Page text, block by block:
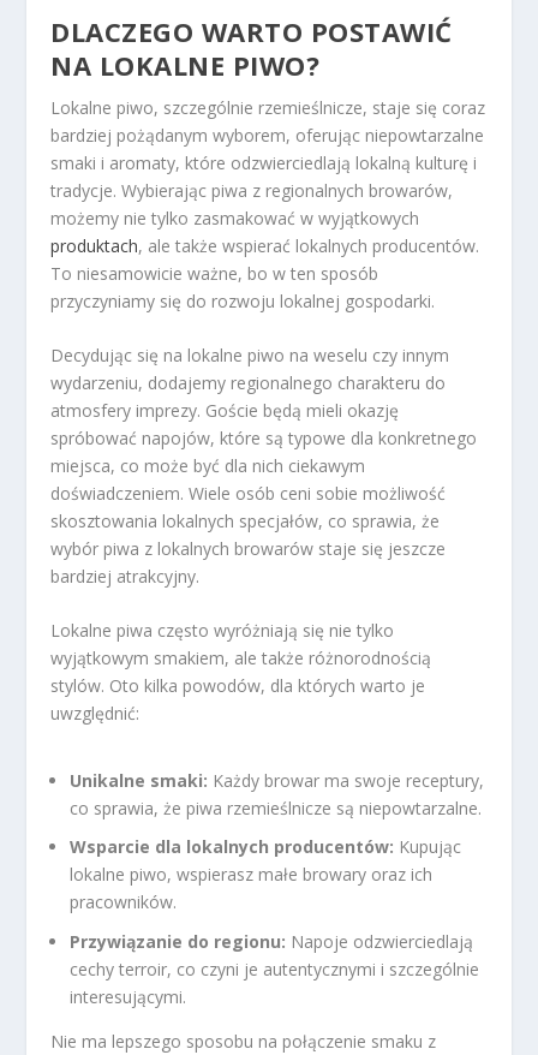
DLACZEGO WARTO POSTAWIĆ
NA LOKALNE PIWO?
Lokalne piwo, szczególnie rzemieślnicze, staje się coraz
bardziej pożądanym wyborem, oferując niepowtarzalne
smaki i aromaty, które odzwierciedlają lokalną kulturę i
tradycje. Wybierając piwa z regionalnych browarów,
możemy nie tylko zasmakować w wyjątkowych
produktach, ale także wspierać lokalnych producentów.
To niesamowicie ważne, bo w ten sposób
przyczyniamy się do rozwoju lokalnej gospodarki.
Decydując się na lokalne piwo na weselu czy innym
wydarzeniu, dodajemy regionalnego charakteru do
atmosfery imprezy. Goście będą mieli okazję
spróbować napojów, które są typowe dla konkretnego
miejsca, co może być dla nich ciekawym
doświadczeniem. Wiele osób ceni sobie możliwość
skosztowania lokalnych specjałów, co sprawia, że
wybór piwa z lokalnych browarów staje się jeszcze
bardziej atrakcyjny.
Lokalne piwa często wyróżniają się nie tylko
wyjątkowym smakiem, ale także różnorodnością
stylów. Oto kilka powodów, dla których warto je
uwzględnić:
Unikalne smaki: Każdy browar ma swoje receptury,
co sprawia, że piwa rzemieślnicze są niepowtarzalne.
Wsparcie dla lokalnych producentów: Kupując
lokalne piwo, wspierasz małe browary oraz ich
pracowników.
Przywiązanie do regionu: Napoje odzwierciedlają
cechy terroir, co czyni je autentycznymi i szczególnie
interesującymi.
Nie ma lepszego sposobu na połączenie smaku z